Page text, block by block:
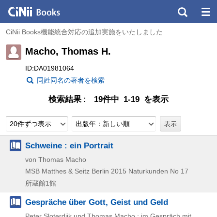
CiNii Books機能統合対応の追加実施をいたしました
Macho, Thomas H.
ID:DA01981064
同姓同名の著者を検索
検索結果 19件中 1-19 を表示
20件ずつ表示 出版年：新しい順
Schweine : ein Portrait
von Thomas Macho
MSB Matthes & Seitz Berlin 2015 Naturkunden No 17
所蔵館1館
Gespräche über Gott, Geist und Geld